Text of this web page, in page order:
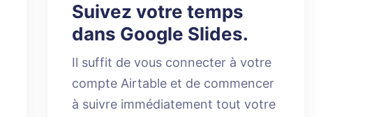
Suivez votre temps
dans Google Slides.
Il suffit de vous connecter à votre
compte Airtable et de commencer
à suivre immédiatement tout votre